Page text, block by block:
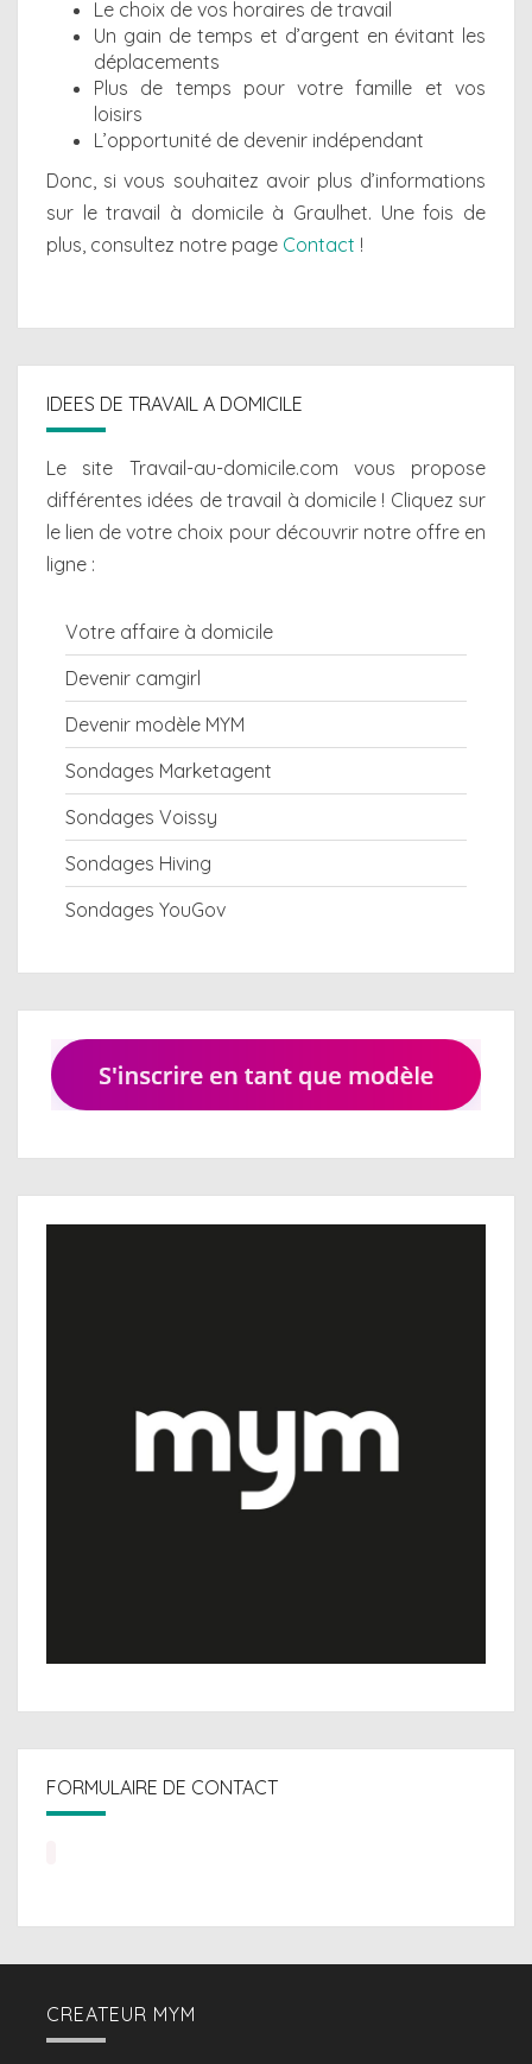
Le choix de vos horaires de travail
Un gain de temps et d’argent en évitant les
déplacements
Plus de temps pour votre famille et vos
loisirs
L’opportunité de devenir indépendant
Donc, si vous souhaitez avoir plus d’informations
sur le travail à domicile à Graulhet. Une fois de
plus, consultez notre page Contact !
IDEES DE TRAVAIL A DOMICILE
Le site Travail-au-domicile.com vous propose
différentes idées de travail à domicile! Cliquez sur
le lien de votre choix pour découvrir notre offre en
ligne :
Votre affaire à domicile
Devenir camgirl
Devenir modèle MYM
Sondages Marketagent
Sondages Voissy
Sondages Hiving
Sondages YouGov
FORMULAIRE DE CONTACT
CREATEUR MYM